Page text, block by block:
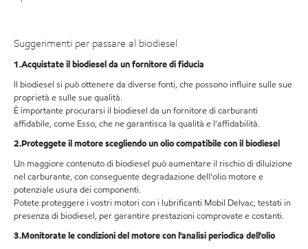
Suggerimenti per passare al biodiesel
1.Acquistate il biodiesel da un fornitore di fiducia
Il biodiesel si può ottenere da diverse fonti, che possono influire sulle sue
proprietà e sulle sue qualità.
È importante procurarsi il biodiesel da un fornitore di carburanti
affidabile, come Esso, che ne garantisca la qualità e l'affidabilità.
2.Proteggete il motore scegliendo un olio compatibile con il biodiesel
Un maggiore contenuto di biodiesel può aumentare il rischio di diluizione
nel carburante, con conseguente degradazione dell'olio motore e
potenziale usura dei componenti.
Potete proteggere i vostri motori con i lubrificanti Mobil Delvac, testati in
presenza di biodiesel, per garantire prestazioni comprovate e costanti.
3.Monitorate le condizioni del motore con l'analisi periodica dell'olio